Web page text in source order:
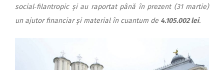
social‑filantropic și au raportat până în prezent (31 martie)
un ajutor financiar și material în cuantum de 4.105.002 lei.